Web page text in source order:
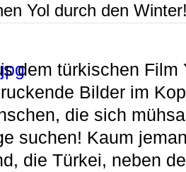
Yol durch den
dem türkischen Film
Bilder im
die sich
suchen! Kaum
die Türkei, neben